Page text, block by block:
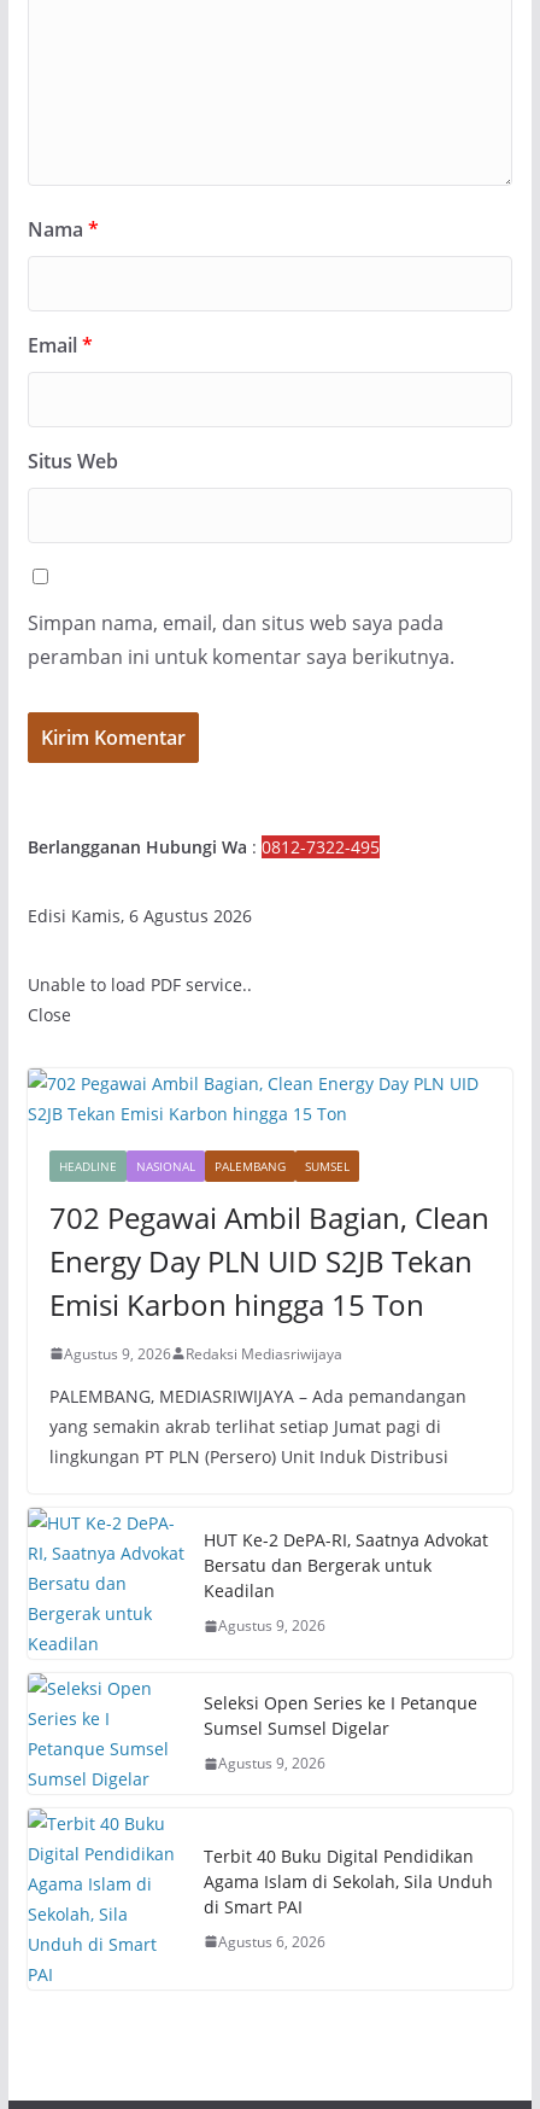
Nama *
Email*
Situs Web
Simpan nama, email, dan situs web saya pada
peramban ini untuk komentar saya berikutnya.
Berlangganan Hubungi Wa : 0812-7322-495
Edisi Kamis, 6 Agustus 2026
Unable to load PDF service..
Close
HEADLINE NASIONAL PALEMBANG SUMSEL
702 Pegawai Ambil Bagian, Clean
Energy Day PLN UID S2JB Tekan
Emisi Karbon hingga 15 Ton
Agustus 9, 2026 Redaksi Mediasriwijaya
PALEMBANG, MEDIASRIWIJAYA – Ada pemandangan
yang semakin akrab terlihat setiap Jumat pagi di
lingkungan PT PLN (Persero) Unit Induk Distribusi
HUT Ke-2 DePA-RI, Saatnya Advokat
Bersatu dan Bergerak untuk
Keadilan
Agustus 9, 2026
Seleksi Open Series ke I Petanque
Sumsel Sumsel Digelar
Agustus 9, 2026
Terbit 40 Buku Digital Pendidikan
Agama Islam di Sekolah, Sila Unduh
di Smart PAI
Agustus 6, 2026